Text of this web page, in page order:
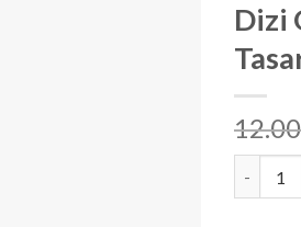
Dizi